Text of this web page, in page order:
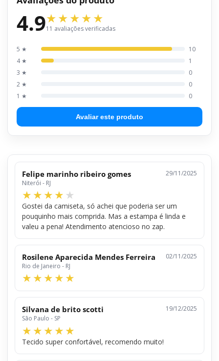
4.911 avaliações verificadas
5 ★
10
4 ★
1
3 ★
0
2 ★
0
1 ★
0
Avaliar este produto
Felipe marinho ribeiro gomes
Niterói - RJ
29/11/2025
Gostei da camiseta, só achei que poderia ser um
pouquinho mais comprida. Mas a estampa é linda e
valeu a pena! Atendimento atencioso no zap.
Rosilene Aparecida Mendes Ferreira
Rio de Janeiro - RJ
02/11/2025
Silvana de brito scotti
São Paulo - SP
19/12/2025
Tecido super confortável, recomendo muito!